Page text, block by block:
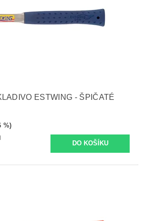
ESTWING - ŠPIČATÉ
%)